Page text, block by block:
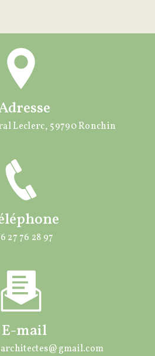
Leclerc, 59790 Ronchin
27 76 28 97
E-mail